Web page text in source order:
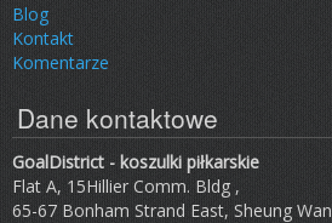
Blog
Kontakt
Komentarze
Dane kontaktowe
GoalDistrict - koszulki piłkarskie
Flat A, 15Hillier Comm. Bldg ,
65-67 Bonham Strand East, Sheung Wan